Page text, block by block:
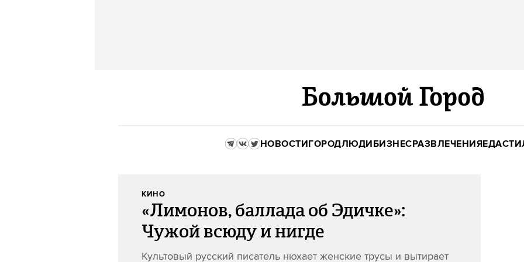
НОВОСТИГОРОДЛЮДИБИЗНЕСРАЗВЛЕЧЕНИЯЕДА
КИНО
«Лимонов, баллада об Эдичке»:
Чужой всюду и нигде
Культовый русский писатель нюхает женские трусы и вытирает